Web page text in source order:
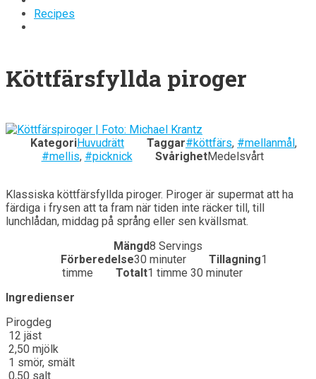
Recipes
Köttfärsfyllda piroger
KategoriHuvudrätt Taggar#köttfärs, #mellanmål,
#mellis, #picknick SvårighetMedelsvårt
Klassiska köttfärsfyllda piroger. Piroger är supermat att ha
färdiga i frysen att ta fram när tiden inte räcker till, till
lunchlådan, middag på språng eller sen kvällsmat.
Mängd8 Servings
Förberedelse30 minuter Tillagning1
timme
Totalt1 timme 30 minuter
Ingredienser
Pirogdeg
12 jäst
2,50 mjölk
1 smör, smält
0,50 salt